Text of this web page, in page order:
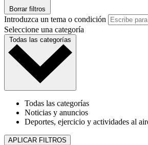
Borrar filtros
Introduzca un tema o condición
Seleccione una categoría
Todas las categorías
Todas las categorías
Noticias y anuncios
Deportes, ejercicio y actividades al
APLICAR FILTROS